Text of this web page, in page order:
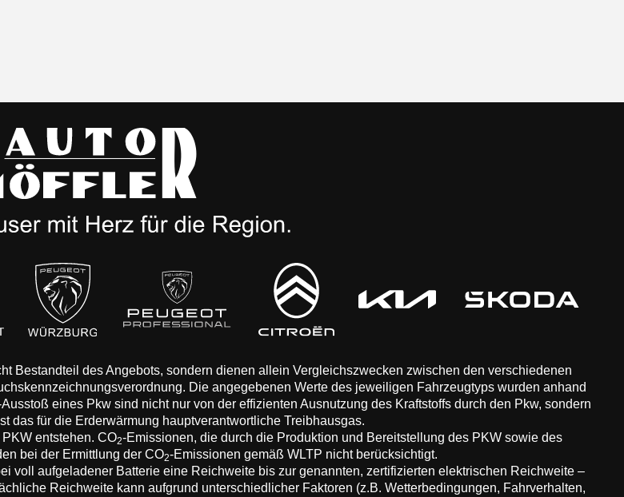
Bestandteil des Angebots, sondern dienen allein Vergleichszwecken zwischen den verschiedenen
Die angegebenen Werte des jeweiligen Fahrzeugtyps wurden anhand
Ausstoß eines Pkw sind nicht nur von der effizienten Ausnutzung des Kraftstoffs durch den Pkw, sondern
das für die Erderwärmung hauptverantwortliche Treibhausgas.
entstehen. CO2-Emissionen, die durch die Produktion und Bereitstellung des PKW sowie des
bei der Ermittlung der CO2-Emissionen gemäß WLTP nicht berücksichtigt.
voll aufgeladener Batterie eine Reichweite bis zur genannten, zertifizierten elektrischen Reichweite –
Reichweite kann aufgrund unterschiedlicher Faktoren (z.B. Wetterbedingungen, Fahrverhalten,